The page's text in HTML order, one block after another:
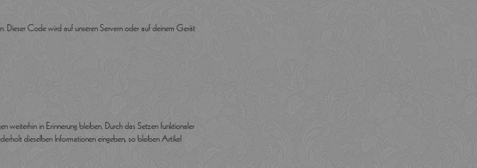
Dieser Code wird auf unseren Servern oder auf deinem Gerät
weiterhin in Erinnerung bleiben. Durch das Setzen funktionaler
dieselben Informationen eingeben, so bleiben Artikel